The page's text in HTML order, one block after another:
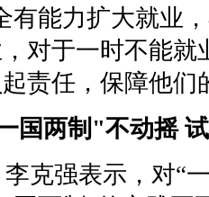
有能力扩大就业
对于一时不能就
责任，保障他们
国两制"不动摇
克强表示，对“